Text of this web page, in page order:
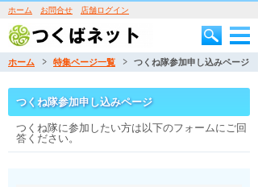
ホーム お問合せ 店舗ログイン
ホーム 特集ページ一覧 つくね隊参加申し込みページ
つくね隊参加申し込みページ
つくね隊に参加したい方は以下のフォームにご回
答ください。